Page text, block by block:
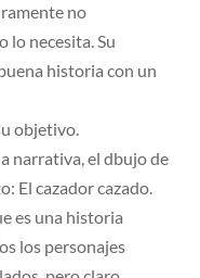
no
lo necesita. Su
historia con un
objetivo.
narrativa, el dbujo de
El cazador cazado.
es una historia
los personajes